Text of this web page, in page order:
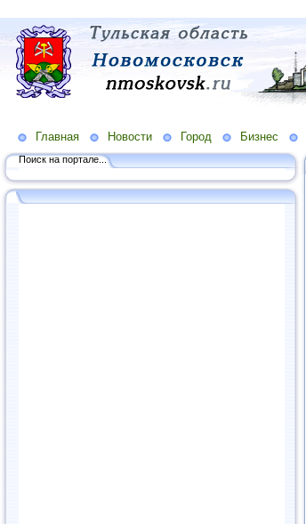
Главная Новости Город Бизнес
Поиск на портале...